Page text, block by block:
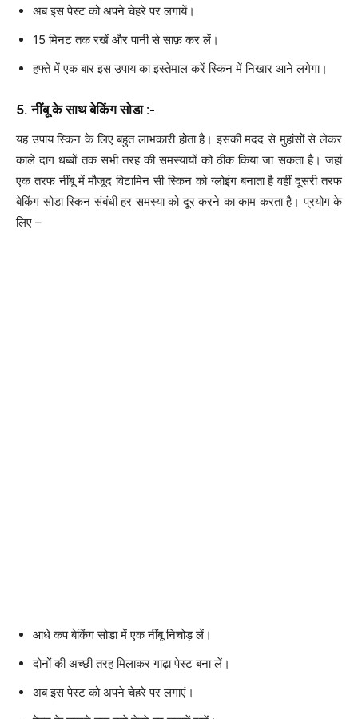
अब इस पेस्ट को अपने चेहरे पर लगायें।
15 मिनट तक रखें और पानी से साफ़ कर लें।
हफ्ते में एक बार इस उपाय का इस्तेमाल करें स्किन में निखार आने लगेगा।
5. नींबू के साथ बेकिंग सोडा :-
यह उपाय स्किन के लिए बहुत लाभकारी होता है। इसकी मदद से मुहांसों से लेकर
काले दाग धब्बों तक सभी तरह की समस्यायों को ठीक किया जा सकता है। जहां
एक तरफ नींबू में मौजूद विटामिन सी स्किन को ग्लोइंग बनाता है वहीं दूसरी तरफ
बेकिंग सोडा स्किन संबंधी हर समस्या को दूर करने का काम करता है। प्रयोग के
लिए –
आधे कप बेकिंग सोडा में एक नींबू निचोड़ लें।
दोनों की अच्छी तरह मिलाकर गाढ़ा पेस्ट बना लें।
अब इस पेस्ट को अपने चेहरे पर लगाएं।